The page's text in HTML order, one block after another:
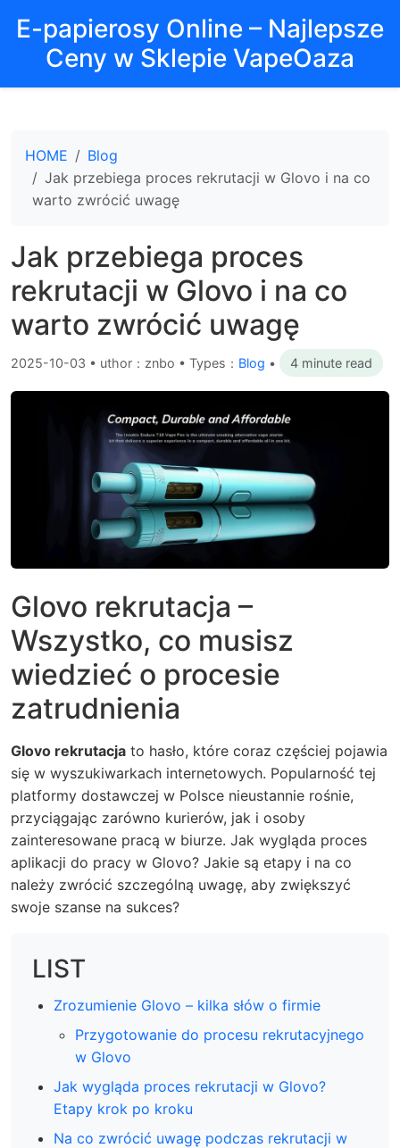
E-papierosy Online – Najlepsze
Ceny w Sklepie VapeOaza
HOME
Blog
Jak przebiega proces rekrutacji w Glovo i na co
warto zwrócić uwagę
Jak przebiega proces
rekrutacji w Glovo i na co
warto zwrócić uwagę
2025-10-03 • uthor：znbo • Types： Blog • 4 minute read
Glovo rekrutacja –
Wszystko, co musisz
wiedzieć o procesie
zatrudnienia
Glovo rekrutacja to hasło, które coraz częściej pojawia
się w wyszukiwarkach internetowych. Popularność tej
platformy dostawczej w Polsce nieustannie rośnie,
przyciągając zarówno kurierów, jak i osoby
zainteresowane pracą w biurze. Jak wygląda proces
aplikacji do pracy w Glovo? Jakie są etapy i na co
należy zwrócić szczególną uwagę, aby zwiększyć
swoje szanse na sukces?
LIST
Zrozumienie Glovo – kilka słów o firmie
Przygotowanie do procesu rekrutacyjnego
w Glovo
Jak wygląda proces rekrutacji w Glovo?
Etapy krok po kroku
Na co zwrócić uwagę podczas rekrutacji w